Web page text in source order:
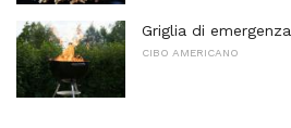
Griglia di emergenza
CIBO AMERICANO